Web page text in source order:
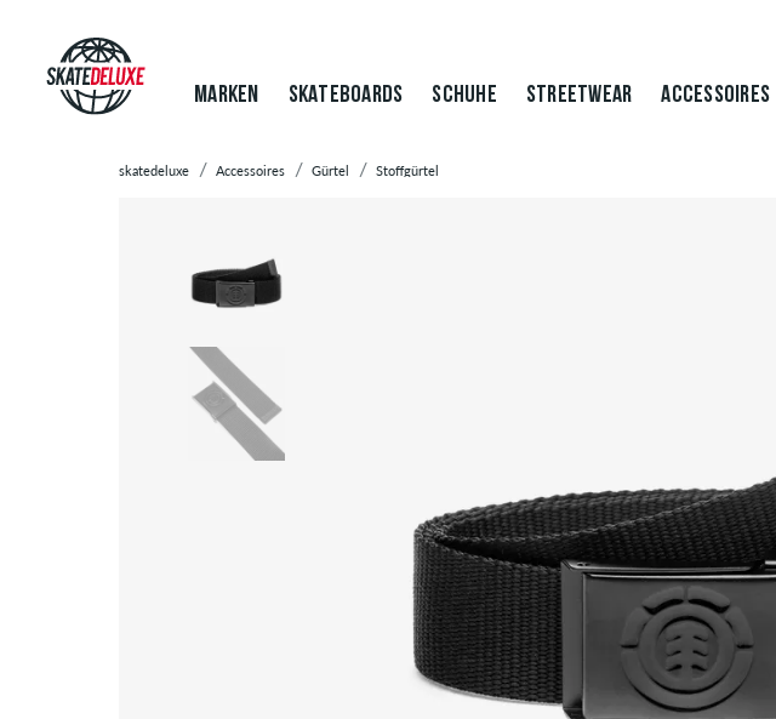
MARKEN SKATEBOARDS SCHUHE STREETWEAR ACCESSOIRES
skatedeluxe Accessoires Gürtel Stoffgürtel